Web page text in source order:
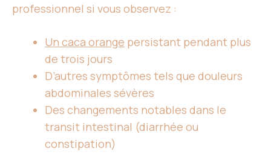
professionnel si vous observez :
Un caca orange persistant pendant plus
de trois jours
D’autres symptômes tels que douleurs
abdominales sévères
Des changements notables dans le
transit intestinal (diarrhée ou
constipation)